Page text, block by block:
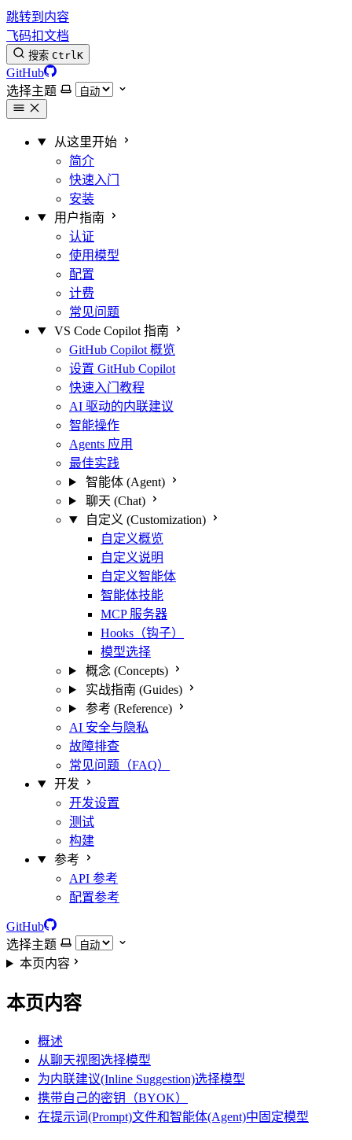
跳转到内容
飞码扣文档
搜索 CtrlK
GitHub
选择主题
从这里开始
简介
快速入门
安装
用户指南
认证
使用模型
配置
计费
常见问题
VS Code Copilot 指南
GitHub Copilot 概览
设置 GitHub Copilot
快速入门教程
AI 驱动的内联建议
智能操作
Agents 应用
最佳实践
智能体 (Agent)
聊天 (Chat)
自定义 (Customization)
自定义概览
自定义说明
自定义智能体
智能体技能
MCP 服务器
Hooks（钩子）
模型选择
概念 (Concepts)
实战指南 (Guides)
参考 (Reference)
AI 安全与隐私
故障排查
常见问题（FAQ）
开发
开发设置
测试
构建
参考
API 参考
配置参考
GitHub
选择主题
本页内容
本页内容
概述
从聊天视图选择模型
为内联建议(Inline Suggestion)选择模型
携带自己的密钥（BYOK）
在提示词(Prompt)文件和智能体(Agent)中固定模型